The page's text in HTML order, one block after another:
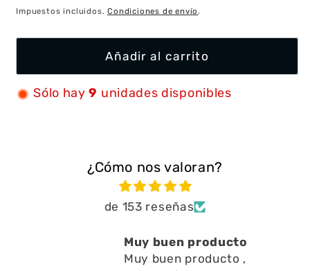
habitual
Impuestos incluidos.Condiciones de envío.
Añadir al carrito
Sólo hay 9 unidades disponibles
¿Cómo nos valoran?
de 153 reseñas
Muy buen producto
Muy buen producto ,